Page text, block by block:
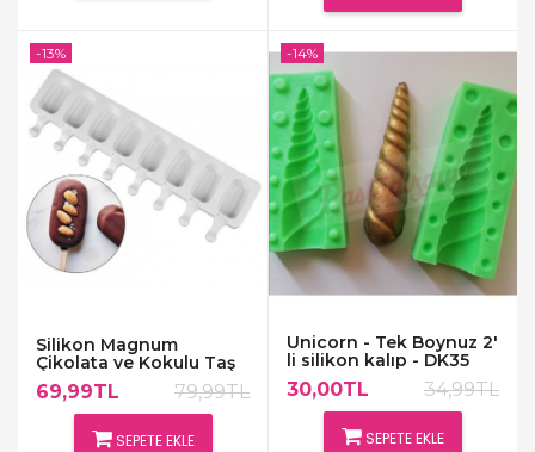
-13%
Silikon Magnum
Çikolata ve Kokulu Taş
Kalıbı
69,99TL 79,99TL
SEPETE EKLE
-14%
Unicorn - Tek Boynuz 2'
li silikon kalıp - DK35
30,00TL 34,99TL
SEPETE EKLE